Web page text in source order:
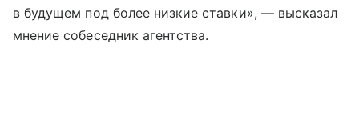
в будущем под более низкие ставки», — высказал
мнение собеседник агентства.